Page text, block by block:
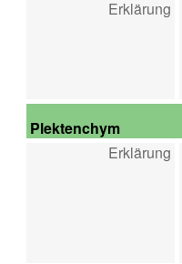
Erklärung
Plektenchym
Erklärung